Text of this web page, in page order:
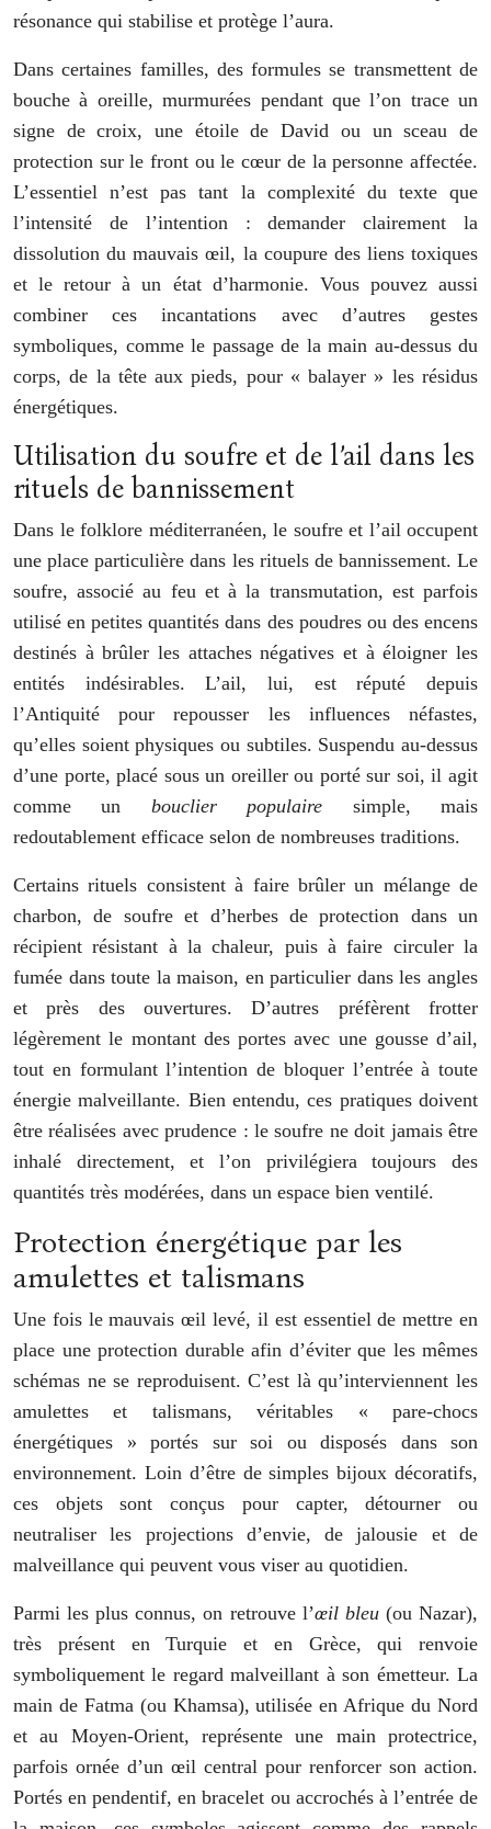
résonance qui stabilise et protège l’aura.
Dans certaines familles, des formules se transmettent de
bouche à oreille, murmurées pendant que l’on trace un
signe de croix, une étoile de David ou un sceau de
protection sur le front ou le cœur de la personne affectée.
L’essentiel n’est pas tant la complexité du texte que
l’intensité de l’intention : demander clairement la
dissolution du mauvais œil, la coupure des liens toxiques
et le retour à un état d’harmonie. Vous pouvez aussi
combiner ces incantations avec d’autres gestes
symboliques, comme le passage de la main au-dessus du
corps, de la tête aux pieds, pour « balayer » les résidus
énergétiques.
Utilisation du soufre et de l’ail dans les
rituels de bannissement
Dans le folklore méditerranéen, le soufre et l’ail occupent
une place particulière dans les rituels de bannissement. Le
soufre, associé au feu et à la transmutation, est parfois
utilisé en petites quantités dans des poudres ou des encens
destinés à brûler les attaches négatives et à éloigner les
entités indésirables. L’ail, lui, est réputé depuis
l’Antiquité pour repousser les influences néfastes,
qu’elles soient physiques ou subtiles. Suspendu au-dessus
d’une porte, placé sous un oreiller ou porté sur soi, il agit
comme un bouclier populaire simple, mais
redoutablement efficace selon de nombreuses traditions.
Certains rituels consistent à faire brûler un mélange de
charbon, de soufre et d’herbes de protection dans un
récipient résistant à la chaleur, puis à faire circuler la
fumée dans toute la maison, en particulier dans les angles
et près des ouvertures. D’autres préfèrent frotter
légèrement le montant des portes avec une gousse d’ail,
tout en formulant l’intention de bloquer l’entrée à toute
énergie malveillante. Bien entendu, ces pratiques doivent
être réalisées avec prudence : le soufre ne doit jamais être
inhalé directement, et l’on privilégiera toujours des
quantités très modérées, dans un espace bien ventilé.
Protection énergétique par les
amulettes et talismans
Une fois le mauvais œil levé, il est essentiel de mettre en
place une protection durable afin d’éviter que les mêmes
schémas ne se reproduisent. C’est là qu’interviennent les
amulettes et talismans, véritables « pare-chocs
énergétiques » portés sur soi ou disposés dans son
environnement. Loin d’être de simples bijoux décoratifs,
ces objets sont conçus pour capter, détourner ou
neutraliser les projections d’envie, de jalousie et de
malveillance qui peuvent vous viser au quotidien.
Parmi les plus connus, on retrouve l’œil bleu(ou Nazar),
très présent en Turquie et en Grèce, qui renvoie
symboliquement le regard malveillant à son émetteur. La
main de Fatma (ou Khamsa), utilisée en Afrique du Nord
et au Moyen-Orient, représente une main protectrice,
parfois ornée d’un œil central pour renforcer son action.
Portés en pendentif, en bracelet ou accrochés à l’entrée de